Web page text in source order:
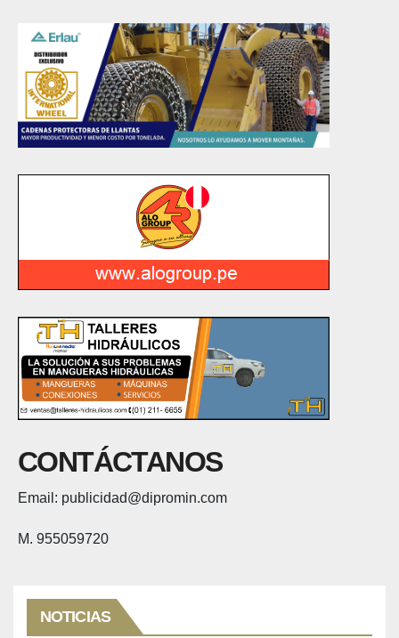
CONTÁCTANOS
Email: publicidad@dipromin.com
M. 955059720
NOTICIAS